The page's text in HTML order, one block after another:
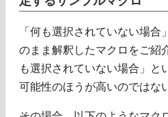
「何も選択されていない場
のまま解釈したマクロをご紹
も選択されていない場合」と
可能性のほうが高いのではな